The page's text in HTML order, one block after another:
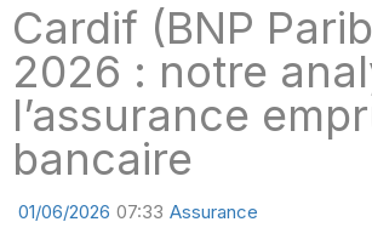
Cardif (BNP
2026 : notre
l’assurance
bancaire
01/06/2026 07:33 Assurance